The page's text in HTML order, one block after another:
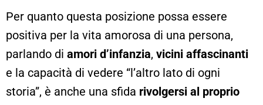
Per quanto questa posizione possa essere
positiva per la vita amorosa di una persona,
parlando di amori d’infanzia, vicini affascinanti
e la capacità di vedere “l’altro lato di ogni
storia”, è anche una sfida rivolgersi al proprio